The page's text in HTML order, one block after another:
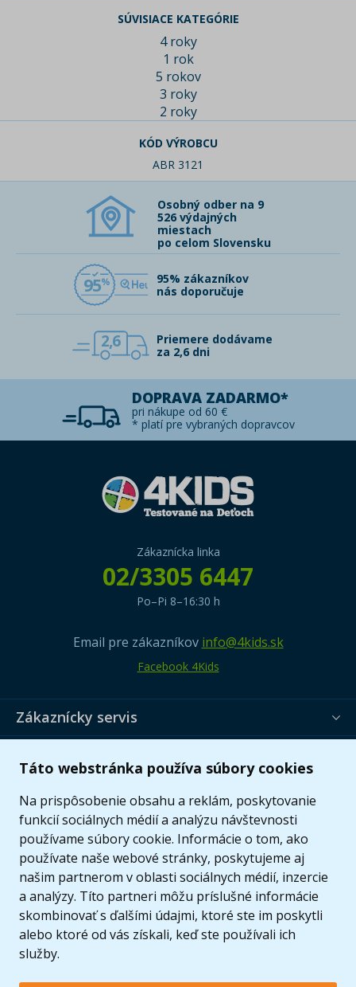
Táto webstránka používa súbory cookies
Na prispôsobenie obsahu a reklám, poskytovanie
funkcií sociálnych médií a analýzu návštevnosti
používame súbory cookie. Informácie o tom, ako
používate naše webové stránky, poskytujeme aj
našim partnerom v oblasti sociálnych médií, inzercie
a analýzy. Títo partneri môžu príslušné informácie
skombinovať s ďalšími údajmi, ktoré ste im poskytli
alebo ktoré od vás získali, keď ste používali ich
služby.
SÚVISIACE KATEGÓRIE
4 roky
1 rok
5 rokov
3 roky
2 roky
KÓD VÝROBCU
ABR 3121
Osobný odber na 9
526 výdajných
miestach
po celom Slovensku
95
95% zákazníkov
nás doporučuje
2,6
Priemere dodávame
za 2,6 dni
DOPRAVA ZADARMO*
pri nákupe od 60 €
* platí pre vybraných dopravcov
Zákaznícka linka
02/3305 6447
Po–Pi 8–16:30 h
Email pre zákazníkov info@4kids.sk
Facebook 4Kids
Zákaznícky servis